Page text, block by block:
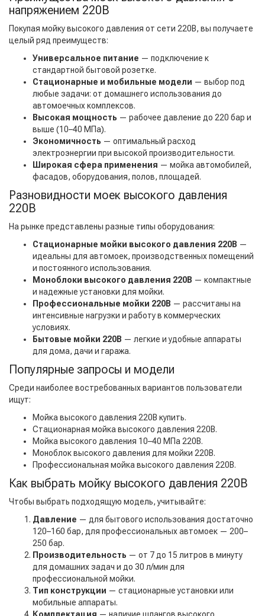
напряжением 220В
Покупая мойку высокого давления от сети 220В, вы получаете
целый ряд преимуществ:
Универсальное питание — подключение к
стандартной бытовой розетке.
Стационарные и мобильные модели — выбор под
любые задачи: от домашнего использования до
автомоечных комплексов.
Высокая мощность — рабочее давление до 220 бар и
выше (10–40 МПа).
Экономичность — оптимальный расход
электроэнергии при высокой производительности.
Широкая сфера применения — мойка автомобилей,
фасадов, оборудования, полов, площадей.
Разновидности моек высокого давления
220В
На рынке представлены разные типы оборудования:
Стационарные мойки высокого давления 220В —
идеальны для автомоек, производственных помещений
и постоянного использования.
Моноблоки высокого давления 220В — компактные
и надежные установки для мойки.
Профессиональные мойки 220В — рассчитаны на
интенсивные нагрузки и работу в коммерческих
условиях.
Бытовые мойки 220В — легкие и удобные аппараты
для дома, дачи и гаража.
Популярные запросы и модели
Среди наиболее востребованных вариантов пользователи
ищут:
Мойка высокого давления 220В купить.
Стационарная мойка высокого давления 220В.
Мойка высокого давления 10–40 МПа 220В.
Моноблок высокого давления для мойки 220В.
Профессиональная мойка высокого давления 220В.
Как выбрать мойку высокого давления 220В
Чтобы выбрать подходящую модель, учитывайте:
Давление — для бытового использования достаточно
120–160 бар, для профессиональных автомоек — 200–
250 бар.
Производительность — от 7 до 15 литров в минуту
для домашних задач и до 30 л/мин для
профессиональной мойки.
Тип конструкции — стационарные установки или
мобильные аппараты.